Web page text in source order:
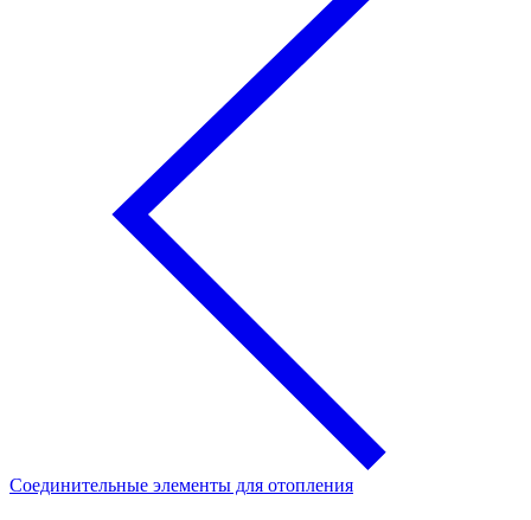
Соединительные элементы для отопления